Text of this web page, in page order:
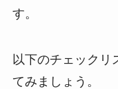
す。
以下のチェックリ
てみましょう。